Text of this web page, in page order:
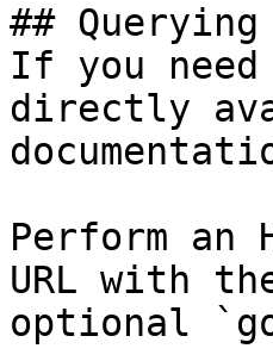
##
If you
directly
Perform an
URL with
optional